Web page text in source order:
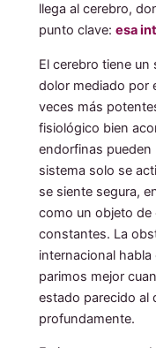
llega al cerebro,
punto clave: esa
El cerebro tiene
dolor mediado por
veces más
fisiológico bien
endorfinas pueden
sistema solo se
se siente segura,
como un objeto de
constantes. La
internacional
parimos mejor
estado parecido al
profundamente.